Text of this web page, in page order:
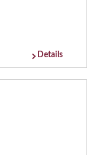
Details